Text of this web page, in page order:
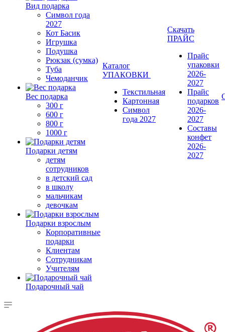
Вид подарка
Символ года
2027
Кот Басик
Игрушка
Подушка
Рюкзак (сумка)
Туба
Чемоданчик
Вес подарка
300 г
600 г
800 г
1000 г
Подарки детям
детям
сотрудников
в детский сад
в школу
мальчикам
девочкам
Подарки взрослым
Корпоративные
подарки
Клиентам
Сотрудникам
Учителям
Подарочный чай
Каталог
УПАКОВКИ
Текстильная
Картонная
Символ
года 2027
Скачать
ПРАЙС
Прайс
упаковки
2026-
2027
Прайс
подарков
2026-
2027
Составы
конфет
2026-
2027